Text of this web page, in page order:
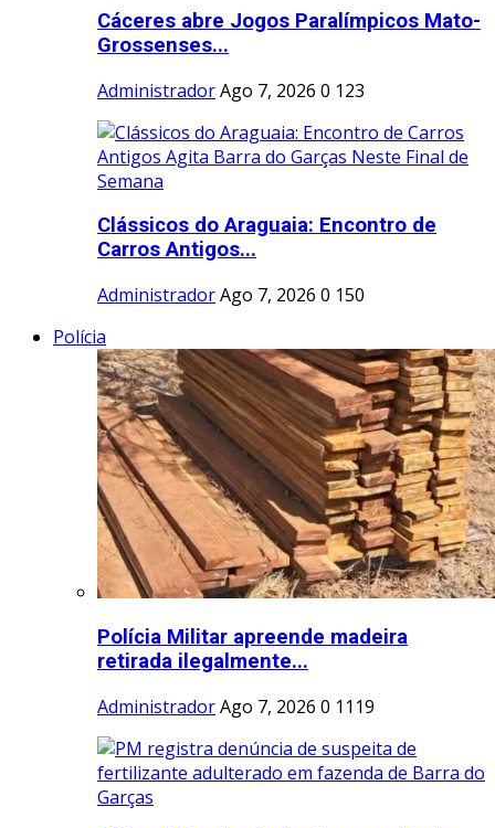
Cáceres abre Jogos Paralímpicos Mato-
Grossenses...
AdministradorAgo 7, 2026 0 123
Clássicos do Araguaia: Encontro de
Carros Antigos...
AdministradorAgo 7, 2026 0 150
Polícia
Polícia Militar apreende madeira
retirada ilegalmente...
AdministradorAgo 7, 2026 0 1119